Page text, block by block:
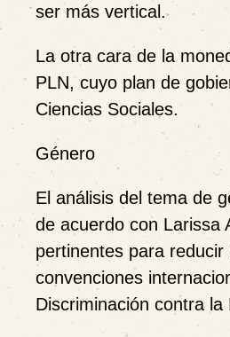
ser más vertical.
La otra cara de la
PLN, cuyo plan de
Ciencias Sociales.
Género
El análisis del tema de
de acuerdo con Larissa
pertinentes para
convenciones
Discriminación contra la